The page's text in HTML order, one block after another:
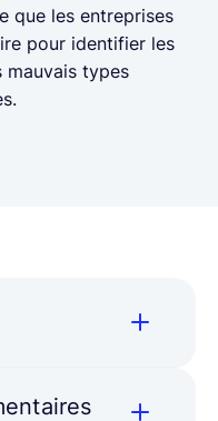
que les entreprises
pour identifier les
mauvais types